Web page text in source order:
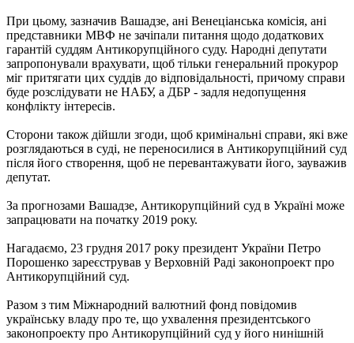
При цьому, зазначив Вашадзе, ані Венеціанська комісія, ані
представники МВФ не зачіпали питання щодо додаткових
гарантій суддям Антикорупційного суду. Народні депутати
запропонували врахувати, щоб тільки генеральний прокурор
міг притягати цих суддів до відповідальності, причому справи
буде розслідувати не НАБУ, а ДБР - задля недопущення
конфлікту інтересів.
Сторони також дійшли згоди, щоб кримінальні справи, які вже
розглядаються в суді, не переносилися в Антикорупційний суд
після його створення, щоб не перевантажувати його, зауважив
депутат.
За прогнозами Вашадзе, Антикорупційний суд в Україні може
запрацювати на початку 2019 року.
Нагадаємо, 23 грудня 2017 року президент України Петро
Порошенко зареєстрував у Верховній Раді законопроект про
Антикорупційний суд.
Разом з тим Міжнародний валютний фонд повідомив
українську владу про те, що ухвалення президентського
законопроекту про Антикорупційний суд у його нинішній